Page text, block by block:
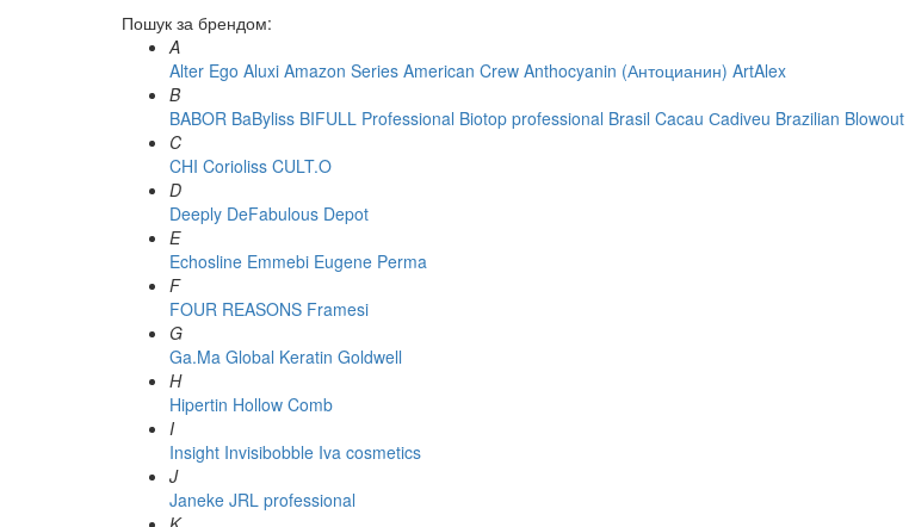
Пошук за брендом:
A
Alter Ego Aluxi Amazon Series American Crew Anthocyanin (Антоцианин) ArtAlex
B
BABOR BaByliss BIFULL Professional Biotop professional Brasil Cacau Сadiveu Brazilian Blowout
C
CHI Corioliss CULT.O
D
Deeply DeFabulous Depot
E
Echosline Emmebi Eugene Perma
F
FOUR REASONS Framesi
G
Ga.Ma Global Keratin Goldwell
H
Hipertin Hollow Comb
I
Insight Invisibobble Iva cosmetics
J
Janeke JRL professional